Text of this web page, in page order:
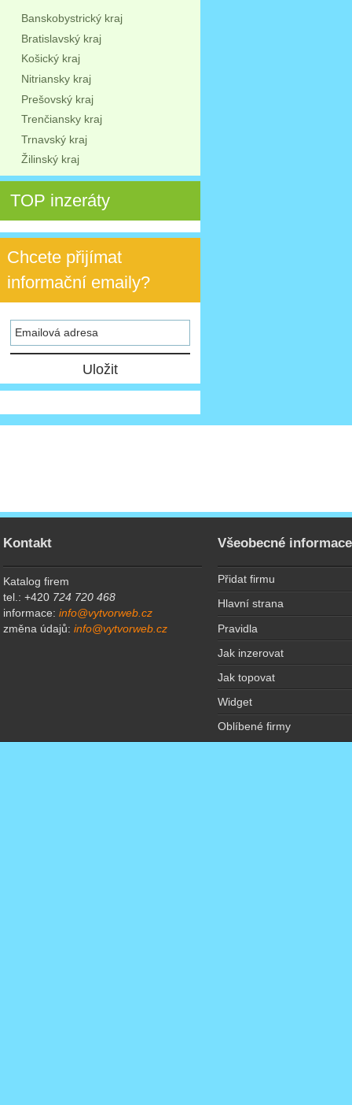
Banskobystrický kraj
Bratislavský kraj
Košický kraj
Nitriansky kraj
Prešovský kraj
Trenčiansky kraj
Trnavský kraj
Žilinský kraj
TOP inzeráty
Chcete přijímat
informační emaily?
Kontakt
Katalog firem
tel.: +420 724 720 468
informace:info@vytvorweb.cz
změna údajů:info@vytvorweb.cz
Všeobecné informace
Přidat firmu
Hlavní strana
Pravidla
Jak inzerovat
Jak topovat
Widget
Oblíbené firmy